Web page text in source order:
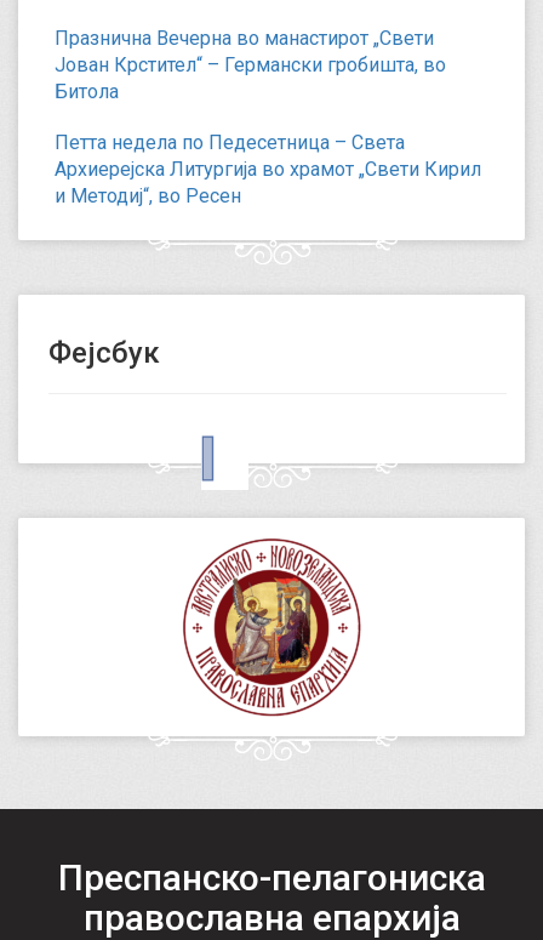
Празнична Вечерна во манастирот „Свети
Јован Крстител“ – Германски гробишта, во
Битола
Петта недела по Педесетница – Света
Архиерејска Литургија во храмот „Свети Кирил
и Методиј“, во Ресен
Фејсбук
Преспанско-пелагониска
православна епархија